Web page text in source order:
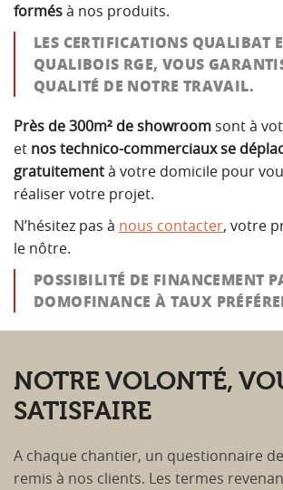
formésà nos produits.
LES CERTIFICATIONS QUALIBAT
QUALIBOIS RGE, VOUS
QUALITÉ DE NOTRE TRAVAIL.
Près de 300m² de showroom sont à
et nos technico-commerciaux se
gratuitementà votre domicile pour
réaliser votre projet.
N’hésitez pas à nous contacter, votre
le nôtre.
POSSIBILITÉ DE FINANCEMENT
DOMOFINANCE À TAUX
NOTRE VOLONTÉ,
SATISFAIRE
A chaque chantier, un questionnaire
remis à nos clients. Les termes